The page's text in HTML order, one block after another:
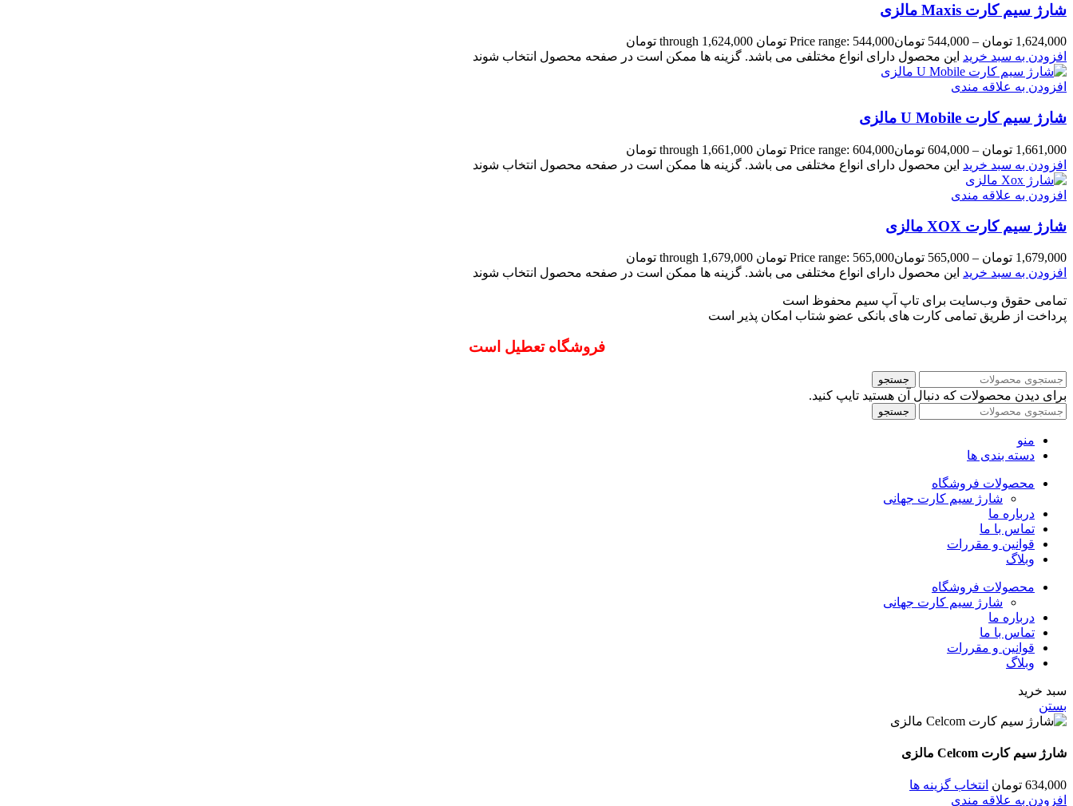
شارژ سیم کارت Maxis مالزی
1,624,000 تومان –
544,000 تومانPrice range: 544,000 تومان through 1,624,000 تومان
افزودن به سبد خرید این محصول دارای انواع مختلفی می باشد. گزینه ها ممکن است در صفحه محصول انتخاب شوند
افزودن به علاقه مندی
شارژ سیم کارت U Mobile مالزی
1,661,000 تومان –
604,000 تومانPrice range: 604,000 تومان through 1,661,000 تومان
افزودن به سبد خرید این محصول دارای انواع مختلفی می باشد. گزینه ها ممکن است در صفحه محصول انتخاب شوند
افزودن به علاقه مندی
شارژ سیم کارت XOX مالزی
1,679,000 تومان –
565,000 تومانPrice range: 565,000 تومان through 1,679,000 تومان
افزودن به سبد خرید این محصول دارای انواع مختلفی می باشد. گزینه ها ممکن است در صفحه محصول انتخاب شوند
تمامی حقوق وب‌سایت برای تاپ آپ سیم محفوظ است
پرداخت از طریق تمامی کارت های بانکی عضو شتاب امکان پذیر است
فروشگاه تعطیل است
جستجو
برای دیدن محصولات که دنبال آن هستید تایپ کنید.
جستجو
منو
دسته بندی ها
محصولات فروشگاه
شارژ سیم کارت جهانی
درباره ما
تماس با ما
قوانین و مقررات
وبلاگ
محصولات فروشگاه
شارژ سیم کارت جهانی
درباره ما
تماس با ما
قوانین و مقررات
وبلاگ
سبد خرید
بستن
شارژ سیم کارت Celcom مالزی
634,000 تومان انتخاب گزینه ها
افزودن به علاقه مندی